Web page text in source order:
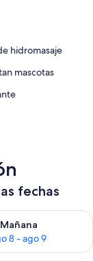
hidromasaje
mascotas
fechas
7 - ago 8
Mañana
8 - ago 9